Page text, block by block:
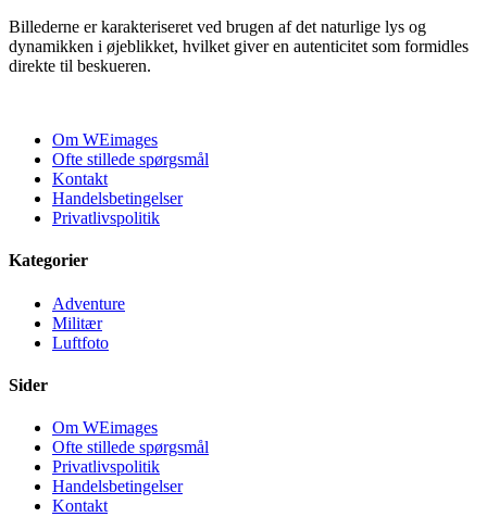
Billederne er karakteriseret ved brugen af det naturlige lys og
dynamikken i øjeblikket, hvilket giver en autenticitet som formidles
direkte til beskueren.
Om WEimages
Ofte stillede spørgsmål
Kontakt
Handelsbetingelser
Privatlivspolitik
Kategorier
Adventure
Militær
Luftfoto
Sider
Om WEimages
Ofte stillede spørgsmål
Privatlivspolitik
Handelsbetingelser
Kontakt